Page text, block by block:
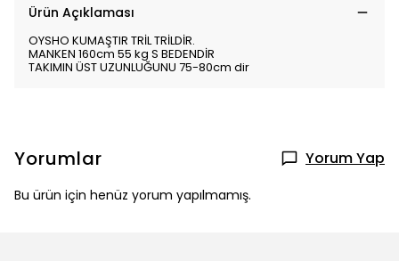
Ürün Açıklaması
OYSHO KUMAŞTIR TRİL TRİLDİR.
MANKEN 160cm 55 kg S BEDENDİR
TAKIMIN ÜST UZUNLUĞUNU 75-80cm dir
Yorumlar Yorum Yap
Bu ürün için henüz yorum yapılmamış.